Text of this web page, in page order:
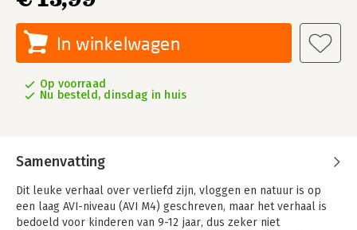
In winkelwagen
Op voorraad
Nu besteld, dinsdag in huis
Samenvatting
Dit leuke verhaal over verliefd zijn, vloggen en natuur is op
een laag AVI-niveau (AVI M4) geschreven, maar het verhaal is
bedoeld voor kinderen van 9-12 jaar, dus zeker niet